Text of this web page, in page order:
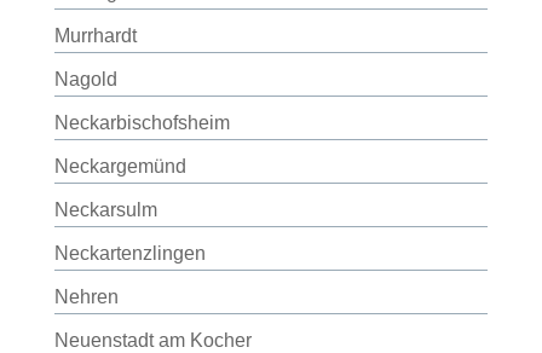
Murrhardt
Nagold
Neckarbischofsheim
Neckargemünd
Neckarsulm
Neckartenzlingen
Nehren
Neuenstadt am Kocher